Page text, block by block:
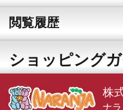
閲覧履歴
ショッピング
株
ナ